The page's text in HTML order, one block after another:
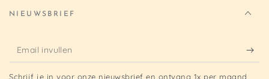
NIEUWSBRIEF
Email
invullen
Schrijf je in voor onze nieuwsbrief en ontvang 1x per maand